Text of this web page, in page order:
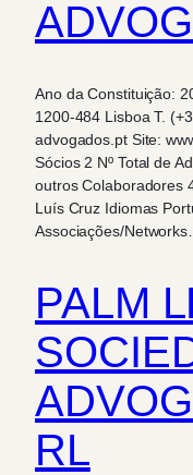
Ano da Constituição:
1200-484 Lisboa T.
advogados.pt Site:
Sócios 2 Nº Total de
outros Colaboradores
Luís Cruz Idiomas
Associações/Networks…
PALM
RL